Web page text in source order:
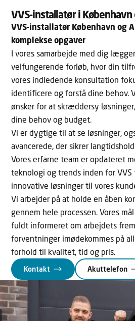
VVS-installatør i København
VVS-installatør København og
komplekse opgaver
I vores samarbejde med dig
velfungerende forløb, hvor din
vores indledende konsultation
identificere og forstå dine behov.
ønsker for at skræddersy
dine behov og budget.
Vi er dygtige til at se løsninger,
avancerede, der sikrer
Vores erfarne team er opdateret
teknologi og trends inden for
innovative løsninger til vores
Vi arbejder på at holde en åben
gennem hele processen. Vores
fuldt informeret om arbejdets
forventninger imødekommes på
forhold til kvalitet, tid og pris.
Kontakt Akuttelefon